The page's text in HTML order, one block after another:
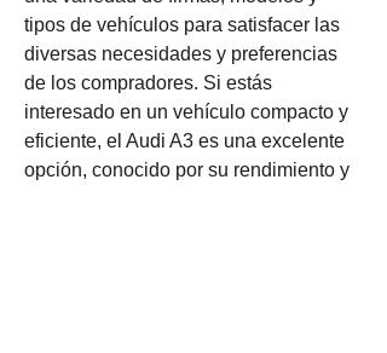
tipos de vehículos para satisfacer las
diversas necesidades y preferencias
de los compradores. Si estás
interesado en un vehículo compacto y
eficiente, el Audi A3 es una excelente
opción, conocido por su rendimiento y